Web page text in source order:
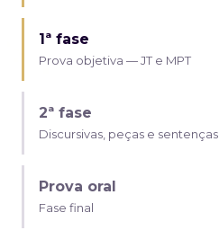
1ª fase
Prova objetiva — JT e MPT
2ª fase
Discursivas, peças e sentenças
Prova oral
Fase final